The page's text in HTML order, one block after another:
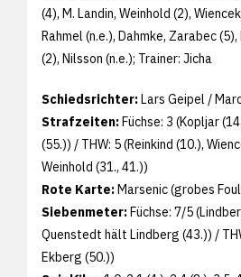
(4), M. Landin, Weinhold (2),
Rahmel (n.e.), Dahmke, Zarabec
(2), Nilsson (n.e.); Trainer: Jicha
Schiedsrichter:Lars Geipel /
Strafzeiten:Füchse: 3 (Kopljar
(55.)) / THW: 5 (Reinkind (10.),
Weinhold (31., 41.))
Rote Karte:Marsenic (grobes
Siebenmeter:Füchse: 7/5
Quenstedt hält Lindberg (43.)) /
Ekberg (50.))